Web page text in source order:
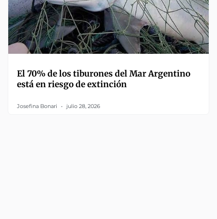
El 70% de los tiburones del Mar Argentino
está en riesgo de extinción
Josefina Bonari julio 28, 2026